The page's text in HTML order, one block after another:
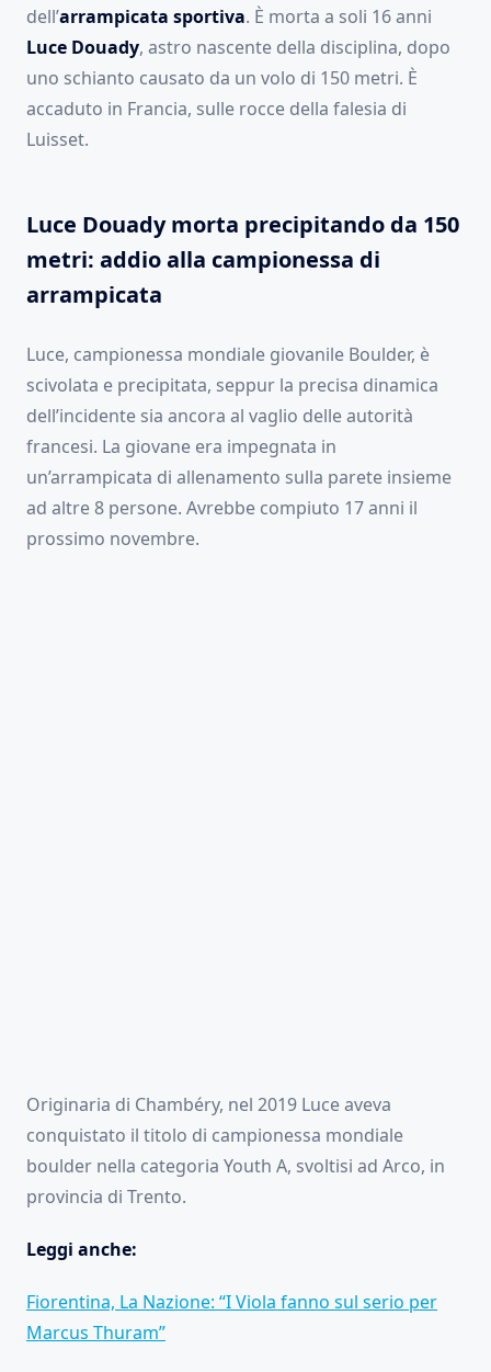
dell’arrampicata sportiva. È morta a soli 16 anni
Luce Douady, astro nascente della disciplina, dopo
uno schianto causato da un volo di 150 metri. È
accaduto in Francia, sulle rocce della falesia di
Luisset.
Luce Douady morta precipitando da 150
metri: addio alla campionessa di
arrampicata
Luce, campionessa mondiale giovanile Boulder, è
scivolata e precipitata, seppur la precisa dinamica
dell’incidente sia ancora al vaglio delle autorità
francesi. La giovane era impegnata in
un’arrampicata di allenamento sulla parete insieme
ad altre 8 persone. Avrebbe compiuto 17 anni il
prossimo novembre.
Originaria di Chambéry, nel 2019 Luce aveva
conquistato il titolo di campionessa mondiale
boulder nella categoria Youth A, svoltisi ad Arco, in
provincia di Trento.
Leggi anche:
Fiorentina, La Nazione: “I Viola fanno sul serio per
Marcus Thuram”